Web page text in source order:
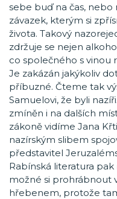
sebe buď na čas, nebo
závazek, kterým si
života. Takový
zdržuje se nejen
co společného s vinou
Je zakázán jakýkoliv
příbuzné. Čteme tak
Samuelovi, že byli
zmíněn i na dalších
zákoně vidíme Jana
nazírským slibem
představitel
Rabínská literatura
možné si prohrábnout
hřebenem, protože